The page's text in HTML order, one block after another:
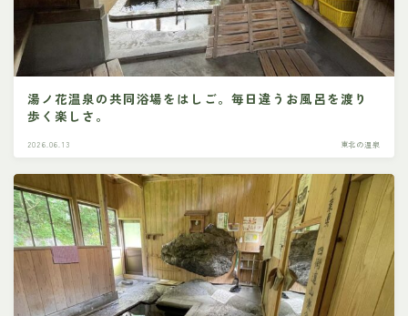
湯ノ花温泉の共同浴場をはしご。毎日違うお風呂を渡り
歩く楽しさ。
2026.06.13 東北の温泉